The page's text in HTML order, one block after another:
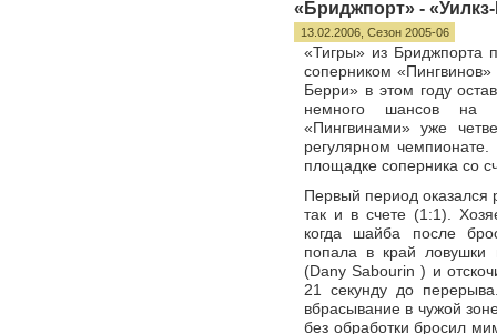
«Бриджпорт» -
13.02.2006, Сезон 2005-06
«Тигры» из Бриджпорта
соперником
Берри» в этом году
немного шансов на
«Пингвинами» уже
регулярном
площадке соперника со
Первый период оказался
так и в счете (1:1).
когда шайба после
попала в край ловушки
(Dany Sabourin ) и
21 секунду до
вбрасывание в чужой
без обработки бросил